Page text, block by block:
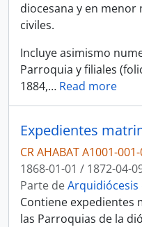
diocesana y en
civiles.
Incluye asimismo
Parroquia y filiales
1884,… Read more
CR AHABAT A1001-
1868-01-01 / 1872-04-
Parte deArquidiócesis
Contiene expedientes
las Parroquias de la